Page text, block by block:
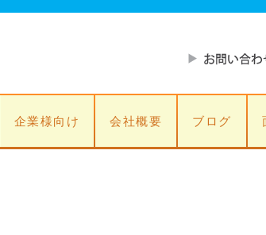
企業様向け 会社概要 ブログ